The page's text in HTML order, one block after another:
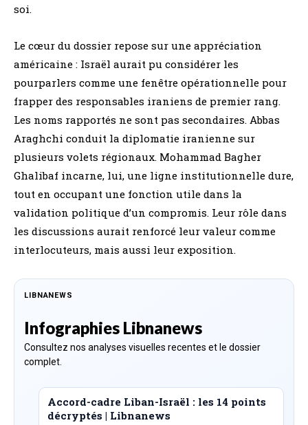
soi.
Le cœur du dossier repose sur une appréciation
américaine : Israël aurait pu considérer les
pourparlers comme une fenêtre opérationnelle pour
frapper des responsables iraniens de premier rang.
Les noms rapportés ne sont pas secondaires. Abbas
Araghchi conduit la diplomatie iranienne sur
plusieurs volets régionaux. Mohammad Bagher
Ghalibaf incarne, lui, une ligne institutionnelle dure,
tout en occupant une fonction utile dans la
validation politique d’un compromis. Leur rôle dans
les discussions aurait renforcé leur valeur comme
interlocuteurs, mais aussi leur exposition.
LIBNANEWS
Infographies Libnanews
Consultez nos analyses visuelles recentes et le dossier
complet.
Accord-cadre Liban-Israël : les 14 points
décryptés | Libnanews